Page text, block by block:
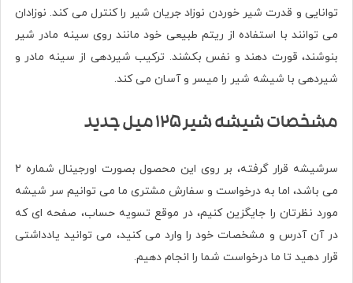
توانایی و قدرت شیر خوردن نوزاد جریان شیر را کنترل می کند. نوزادان
می توانند با استفاده از ریتم طبیعی خود مانند روی سینه مادر شیر
بنوشند، قورت دهند و نفس بکشند. ترکیب شیردهی از سینه مادر و
شیردهی با شیشه شیر را میسر و آسان می کند.
مشخصات شیشه شیر 125 میل جدید
سرشیشه قرار گرفته، بر روی این محصول بصورت اورجينال شماره 2
می باشد، اما به درخواست و سفارش مشتری ما می توانیم سر شیشه
مورد نظرتان را جایگزین کنیم، در موقع تسویه حساب، صفحه ای که
در آن آدرس و مشخصات خود را وارد می کنید، می توانید یادداشتی
قرار دهید تا ما درخواست شما را انجام دهیم.